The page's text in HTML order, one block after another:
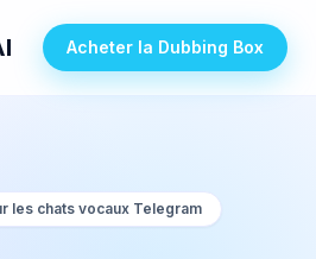
Acheter la Dubbing Box
les chats vocaux Telegram